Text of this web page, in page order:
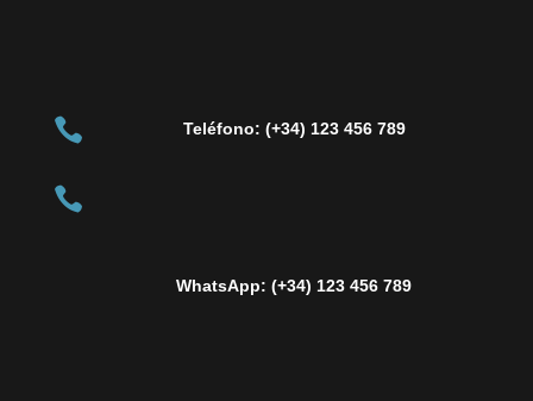
 Teléfono: (+34) 123 456 789

WhatsApp: (+34) 123 456 789